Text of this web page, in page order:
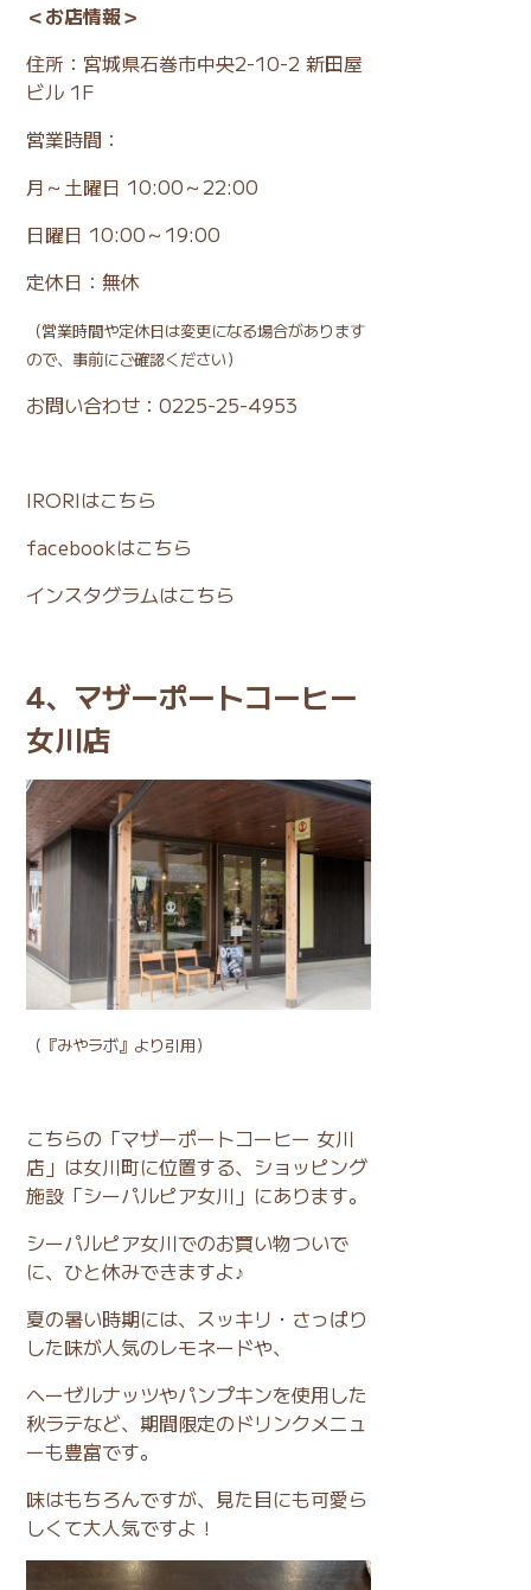
＜お店情報＞
住所：宮城県石巻市中央2-10-2 新田屋
ビル 1F
営業時間：
月～土曜日 10:00～22:00
日曜日 10:00～19:00
定休日：無休
（営業時間や定休日は変更になる場合があります
ので、事前にご確認ください）
お問い合わせ：0225-25-4953
IRORIはこちら
facebookはこちら
インスタグラムはこちら
4、マザーポートコーヒー
女川店
（ 『みやラボ』 より引用）
こちらの「マザーポートコーヒー 女川
店」は女川町に位置する、ショッピング
施設「シーパルピア女川」にあります。
シーパルピア女川でのお買い物ついで
に、ひと休みできますよ♪
夏の暑い時期には、スッキリ・さっぱり
した味が人気のレモネードや、
ヘーゼルナッツやパンプキンを使用した
秋ラテなど、期間限定のドリンクメニュ
ーも豊富です。
味はもちろんですが、見た目にも可愛ら
しくて大人気ですよ！